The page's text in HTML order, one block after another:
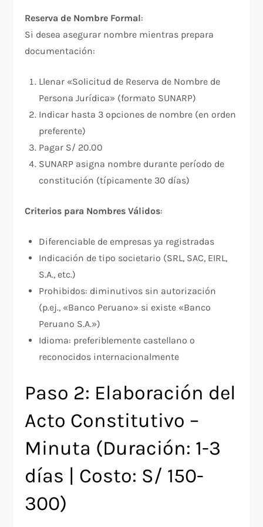
Reserva de Nombre Formal:​
Si desea asegurar nombre mientras prepara
documentación:
Llenar «Solicitud de Reserva de Nombre de
Persona Jurídica» (formato SUNARP)
Indicar hasta 3 opciones de nombre (en orden
preferente)
Pagar S/ 20.00
SUNARP asigna nombre durante período de
constitución (típicamente 30 días)
Criterios para Nombres Válidos:
Diferenciable de empresas ya registradas
Indicación de tipo societario (SRL, SAC, EIRL,
S.A., etc.)
Prohibidos: diminutivos sin autorización
(p.ej., «Banco Peruano» si existe «Banco
Peruano S.A.»)
Idioma: preferiblemente castellano o
reconocidos internacionalmente
Paso 2: Elaboración del
Acto Constitutivo –
Minuta (Duración: 1-3
días | Costo: S/ 150-
300)